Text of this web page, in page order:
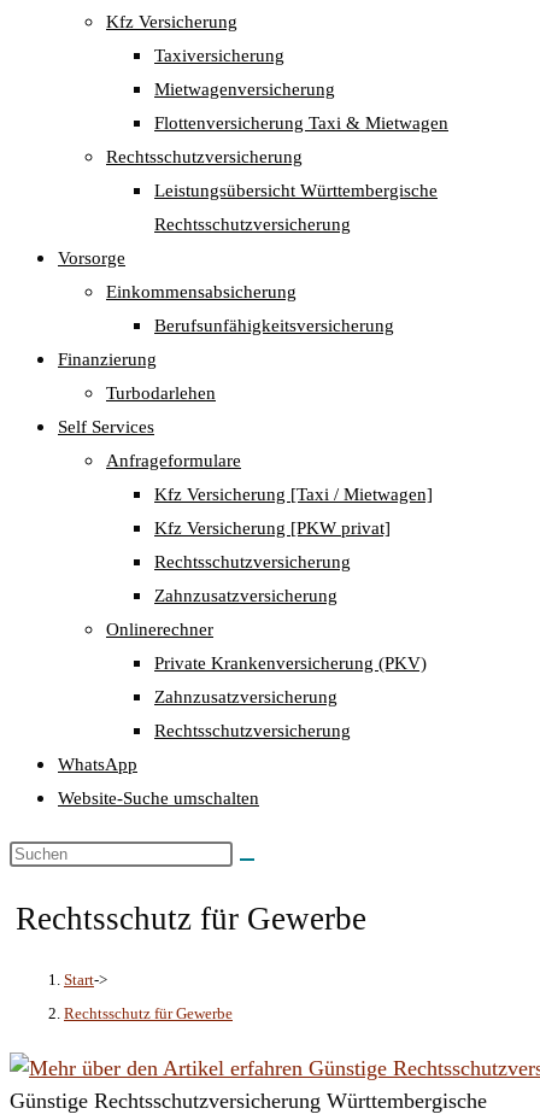
Kfz Versicherung
Taxiversicherung
Mietwagenversicherung
Flottenversicherung Taxi & Mietwagen
Rechtsschutzversicherung
Leistungsübersicht Württembergische
Rechtsschutzversicherung
Vorsorge
Einkommensabsicherung
Berufsunfähigkeitsversicherung
Finanzierung
Turbodarlehen
Self Services
Anfrageformulare
Kfz Versicherung [Taxi / Mietwagen]
Kfz Versicherung [PKW privat]
Rechtsschutzversicherung
Zahnzusatzversicherung
Onlinerechner
Private Krankenversicherung (PKV)
Zahnzusatzversicherung
Rechtsschutzversicherung
WhatsApp
Website-Suche umschalten
Rechtsschutz für Gewerbe
Start->
Rechtsschutz für Gewerbe
Günstige Rechtsschutzversicherung Württembergische